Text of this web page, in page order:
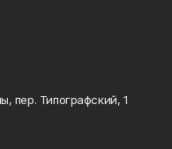
пер. Типографский, 1